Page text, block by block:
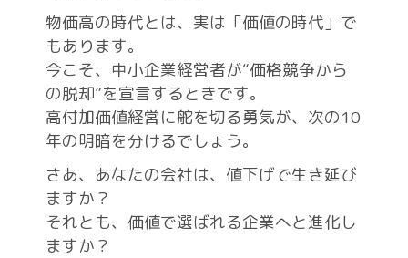
物価高の時代とは、実は「価値の時代」で
もあります。
今こそ、中小企業経営者が“価格競争から
の脱却”を宣言するときです。
高付加価値経営に舵を切る勇気が、次の10
年の明暗を分けるでしょう。
さあ、あなたの会社は、値下げで生き延び
ますか？
それとも、価値で選ばれる企業へと進化し
ますか？